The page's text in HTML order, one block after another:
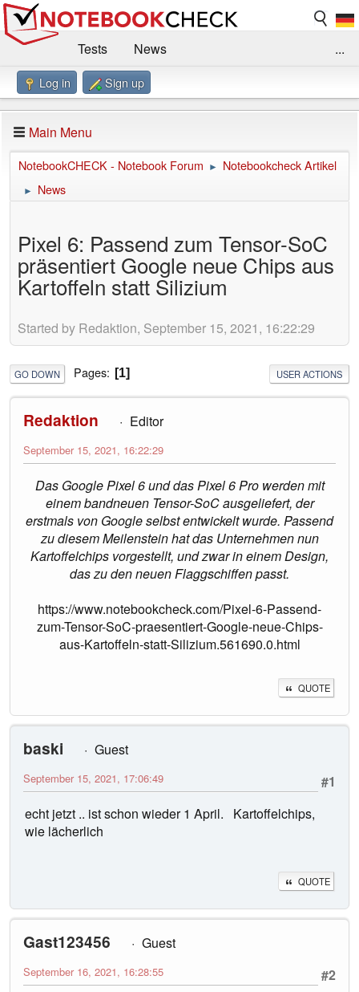
Tests
News
Benchmarks / Technik
Forum
Impressum
...
Log in Sign up
Main Menu
NotebookCHECK - Notebook Forum ► Notebookcheck Artikel
► News
Pixel 6: Passend zum Tensor-SoC
präsentiert Google neue Chips aus
Kartoffeln statt Silizium
Started by Redaktion, September 15, 2021, 16:22:29
GO DOWN Pages 1 USER ACTIONS
Redaktion Editor
September 15, 2021, 16:22:29
Das Google Pixel 6 und das Pixel 6 Pro werden mit
einem bandneuen Tensor-SoC ausgeliefert, der
erstmals von Google selbst entwickelt wurde. Passend
zu diesem Meilenstein hat das Unternehmen nun
Kartoffelchips vorgestellt, und zwar in einem Design,
das zu den neuen Flaggschiffen passt.
https://www.notebookcheck.com/Pixel-6-Passend-
zum-Tensor-SoC-praesentiert-Google-neue-Chips-
aus-Kartoffeln-statt-Silizium.561690.0.html
QUOTE
baski
Guest
#1
September 15, 2021, 17:06:49
echt jetzt .. ist schon wieder 1 April. Kartoffelchips,
wie lächerlich
QUOTE
Gast123456
Guest
#2
September 16, 2021, 16:28:55